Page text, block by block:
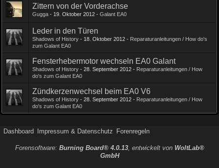
Zittern von der Vorderachse
Gugga - 19. Oktober 2012 - Galant EA0
Leder in den Türen
Shadows of History - 18. Oktober 2012 - Reparaturanleitungen / How do's
zum Galant EA0
Fensterhebermotor wechseln EA0 Galant
Shadows of History - 28. September 2012 - Reparaturanleitungen / How
do's zum Galant EA0
Zündkerzenwechsel beim EA0 V6
Shadows of History - 28. September 2012 - Reparaturanleitungen / How
do's zum Galant EA0
Dashboard Impressum & Datenschutz Forenregeln
Forensoftware: Burning Board® 4.0.13, entwickelt von WoltLab®
GmbH